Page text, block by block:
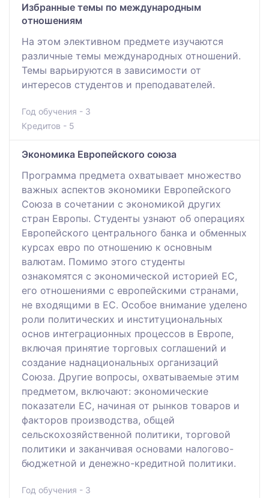
Избранные темы по международным
отношениям
На этом элективном предмете изучаются
различные темы международных отношений.
Темы варьируются в зависимости от
интересов студентов и преподавателей.
Год обучения - 3
Кредитов - 5
Экономика Европейского союза
Программа предмета охватывает множество
важных аспектов экономики Европейского
Союза в сочетании с экономикой других
стран Европы. Студенты узнают об операциях
Европейского центрального банка и обменных
курсах евро по отношению к основным
валютам. Помимо этого студенты
ознакомятся с экономической историей ЕС,
его отношениями с европейскими странами,
не входящими в ЕС. Особое внимание уделено
роли политических и институциональных
основ интеграционных процессов в Европе,
включая принятие торговых соглашений и
создание наднациональных организаций
Союза. Другие вопросы, охватываемые этим
предметом, включают: экономические
показатели ЕС, начиная от рынков товаров и
факторов производства, общей
сельскохозяйственной политики, торговой
политики и заканчивая основами налогово-
бюджетной и денежно-кредитной политики.
Год обучения - 3